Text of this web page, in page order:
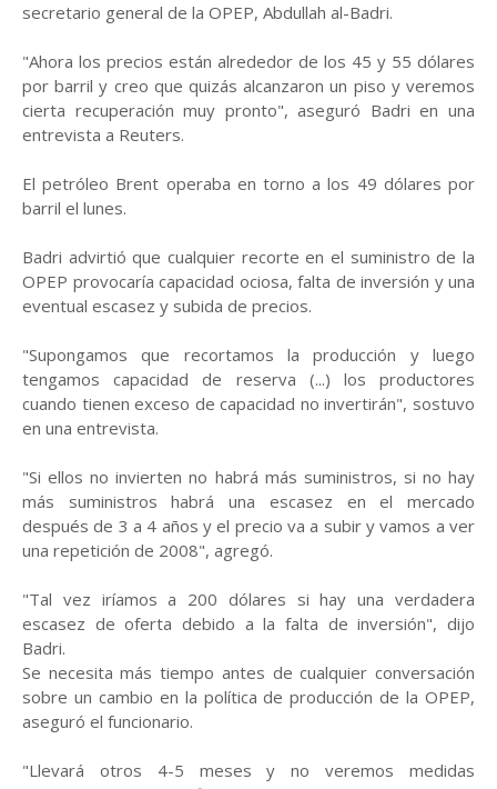
secretario general de la OPEP, Abdullah al-Badri.
"Ahora los precios están alrededor de los 45 y 55 dólares
por barril y creo que quizás alcanzaron un piso y veremos
cierta recuperación muy pronto", aseguró Badri en una
entrevista a Reuters.
El petróleo Brent operaba en torno a los 49 dólares por
barril el lunes.
Badri advirtió que cualquier recorte en el suministro de la
OPEP provocaría capacidad ociosa, falta de inversión y una
eventual escasez y subida de precios.
"Supongamos que recortamos la producción y luego
tengamos capacidad de reserva (...) los productores
cuando tienen exceso de capacidad no invertirán", sostuvo
en una entrevista.
"Si ellos no invierten no habrá más suministros, si no hay
más suministros habrá una escasez en el mercado
después de 3 a 4 años y el precio va a subir y vamos a ver
una repetición de 2008", agregó.
"Tal vez iríamos a 200 dólares si hay una verdadera
escasez de oferta debido a la falta de inversión", dijo
Badri.
Se necesita más tiempo antes de cualquier conversación
sobre un cambio en la política de producción de la OPEP,
aseguró el funcionario.
"Llevará otros 4-5 meses y no veremos medidas